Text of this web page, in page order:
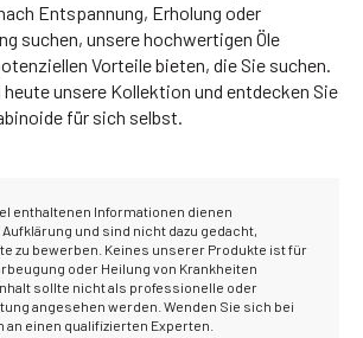
Entspannung, Erholung oder
suchen, unsere hochwertigen Öle
Vorteile bieten, die Sie suchen.
heute unsere Kollektion und entdecken Sie
für sich selbst.
enthaltenen Informationen dienen
und sind nicht dazu gedacht,
zu bewerben. Keines unserer Produkte ist für
oder Heilung von Krankheiten
sollte nicht als professionelle oder
angesehen werden. Wenden Sie sich bei
an einen qualifizierten Experten.